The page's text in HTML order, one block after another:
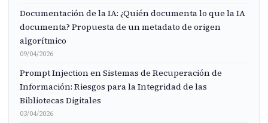
Documentación de la IA: ¿Quién documenta lo que la IA
documenta? Propuesta de un metadato de origen
algorítmico
09/04/2026
Prompt Injection en Sistemas de Recuperación de
Información: Riesgos para la Integridad de las
Bibliotecas Digitales
03/04/2026